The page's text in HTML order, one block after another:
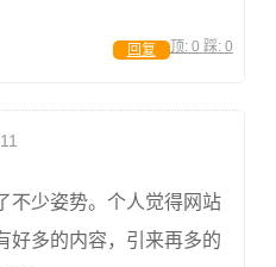
顶: 0 踩: 0
回复
不少姿势。个人觉得网站
好多的内容，引来再多的